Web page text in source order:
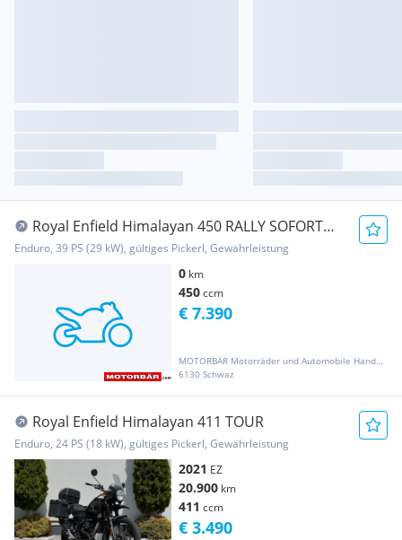
Royal Enfield Himalayan 450 RALLY SOFORT
VERFÜGBAR!
Enduro, 39 PS (29 kW), gültiges Pickerl, Gewährleistung
0 km
450ccm
MOTORBÄR Motorräder und Automobile Handelsgesellschaft m.b.H.
6130 Schwaz
€ 7.390
Royal Enfield Himalayan 411 TOUR
Enduro, 24 PS (18 kW), gültiges Pickerl, Gewährleistung
2021 EZ
20.900 km
411 ccm
€ 3.490